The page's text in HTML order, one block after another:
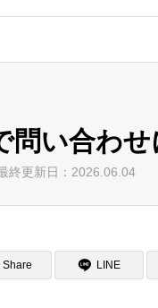
問い合わ
終更新日：2026.06.04
Share LINE